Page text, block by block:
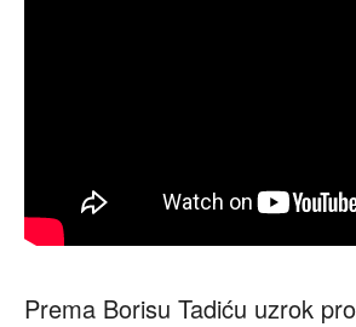
Prema Borisu Tadiću uzrok